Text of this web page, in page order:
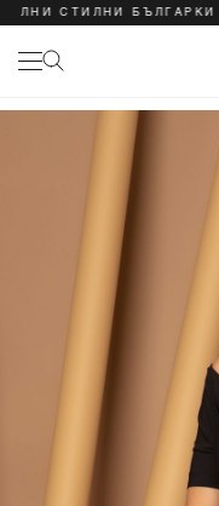
СТИЛНИ БЪЛГАРКИ